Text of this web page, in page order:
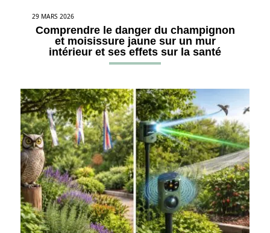
29 MARS 2026
Comprendre le danger du champignon
et moisissure jaune sur un mur
intérieur et ses effets sur la santé